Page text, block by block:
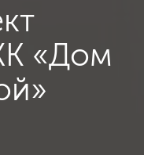
«Дом
Современный,